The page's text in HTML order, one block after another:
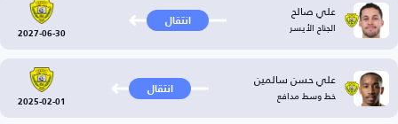
علي صالح
الجناح الأيسر انتقال
2027-06-30
علي حسن سالمين
خط وسط مدافع انتقال
2025-02-01